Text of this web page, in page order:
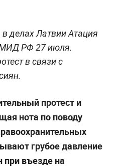
делах Латвии Атация
РФ 27 июля.
в связи с
протест и
нота по поводу
грубое давление
при въезде на